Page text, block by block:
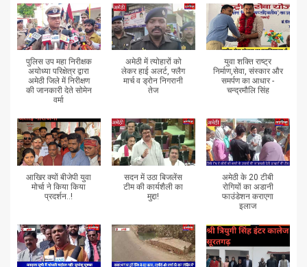
पुलिस उप महा निरीक्षक
अयोध्या परिक्षेत्र द्वारा
अमेठी जिले में निरीक्षण
की जानकारी देते सोमेन
वर्मा
अमेठी में त्योहारों को
लेकर हाई अलर्ट, फ्लैग
मार्च व ड्रोन निगरानी
तेज
युवा शक्ति राष्ट्र
निर्माण,सेवा, संस्कार और
समर्पण का आधार -
चन्द्रमौलि सिंह
आखिर क्यों बीजेपी युवा
मोर्चा ने किया किया
प्रदर्शन..!
सदन में उठा बिजलेंस
टीम की कार्यशैली का
मुद्दा!
अमेठी के 20 टीबी
रोगियों का अडानी
फाउंडेशन कराएगा
इलाज